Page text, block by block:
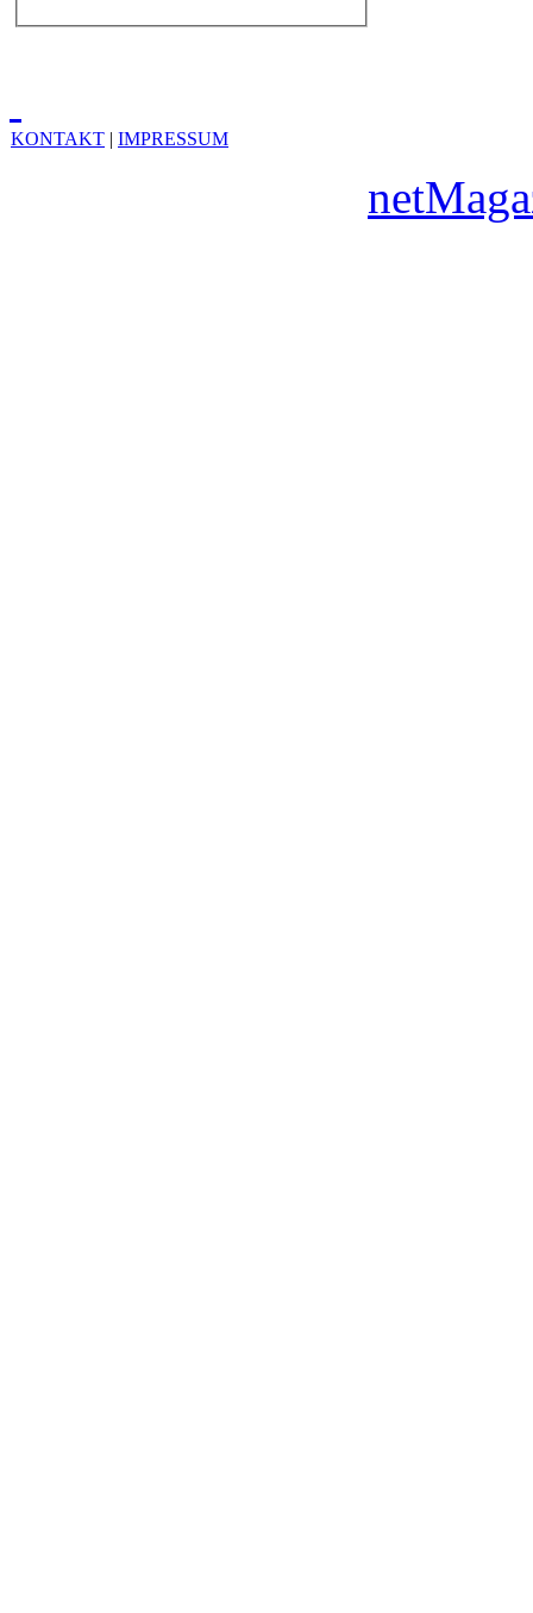
KONTAKT | IMPRESSUM